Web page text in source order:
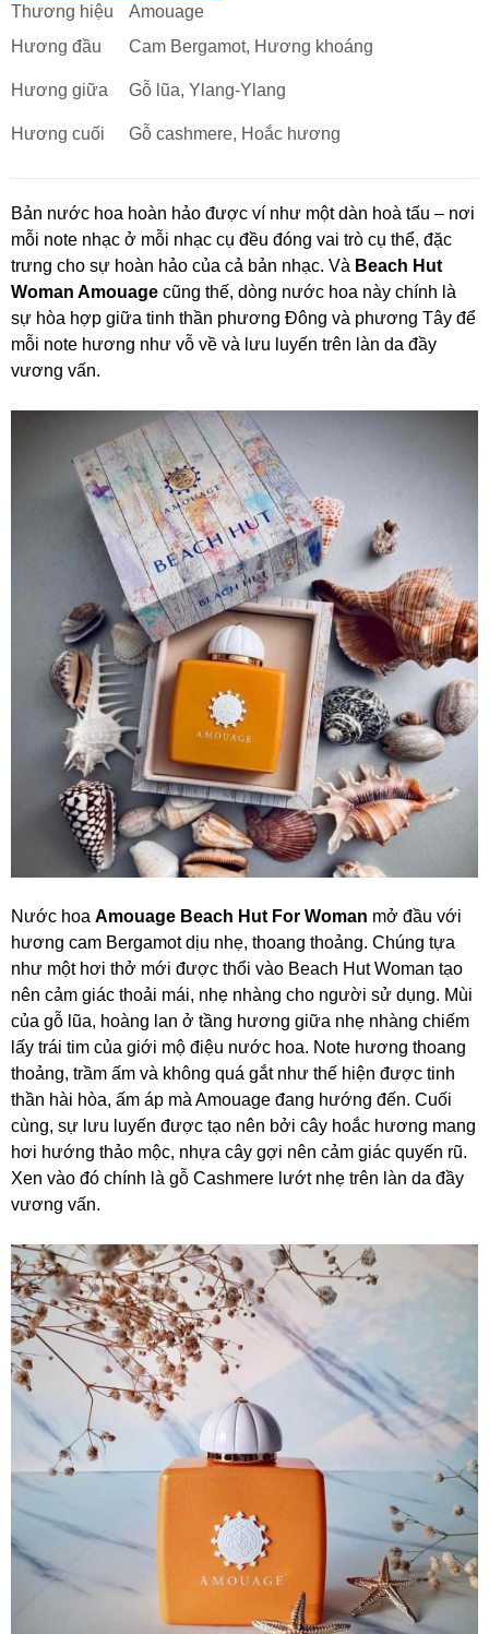
Thương hiệu
Amouage
Hương đầu
Cam Bergamot, Hương khoáng
Hương giữa Gỗ lũa, Ylang-Ylang
Hương cuối Gỗ cashmere, Hoắc hương
Bản nước hoa hoàn hảo được ví như một dàn hoà tấu – nơi
mỗi note nhạc ở mỗi nhạc cụ đều đóng vai trò cụ thể, đặc
trưng cho sự hoàn hảo của cả bản nhạc. Và Beach Hut
Woman Amouage cũng thế, dòng nước hoa này chính là
sự hòa hợp giữa tinh thần phương Đông và phương Tây để
mỗi note hương như vỗ về và lưu luyến trên làn da đầy
vương vấn.
Nước hoa Amouage Beach Hut For Woman mở đầu với
hương cam Bergamot dịu nhẹ, thoang thoảng. Chúng tựa
như một hơi thở mới được thổi vào Beach Hut Woman tạo
nên cảm giác thoải mái, nhẹ nhàng cho người sử dụng. Mùi
của gỗ lũa, hoàng lan ở tầng hương giữa nhẹ nhàng chiếm
lấy trái tim của giới mộ điệu nước hoa. Note hương thoang
thoảng, trầm ấm và không quá gắt như thế hiện được tinh
thần hài hòa, ấm áp mà Amouage đang hướng đến. Cuối
cùng, sự lưu luyến được tạo nên bởi cây hoắc hương mang
hơi hướng thảo mộc, nhựa cây gợi nên cảm giác quyến rũ.
Xen vào đó chính là gỗ Cashmere lướt nhẹ trên làn da đầy
vương vấn.